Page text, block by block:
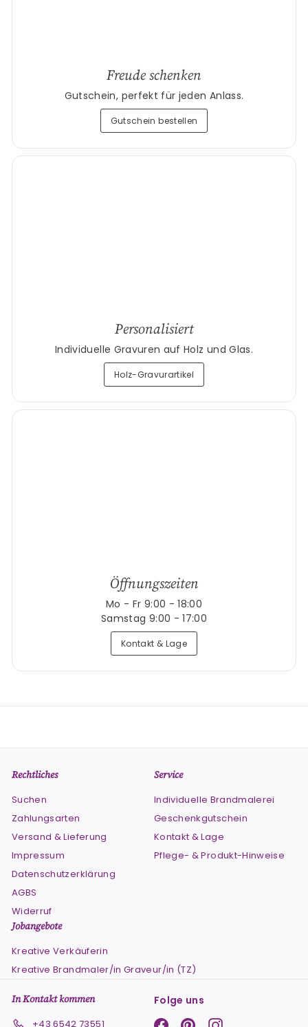
Freude schenken
Gutschein, perfekt für jeden Anlass.
Gutschein bestellen
Personalisiert
Individuelle Gravuren auf Holz und Glas.
Holz-Gravurartikel
Öffnungszeiten
Mo - Fr 9:00 - 18:00
Samstag 9:00 - 17:00
Kontakt & Lage
Rechtliches
Suchen
Zahlungsarten
Versand & Lieferung
Impressum
Datenschutzerklärung
AGBS
Widerruf
Service
Individuelle Brandmalerei
Geschenkgutschein
Kontakt & Lage
Pflege- & Produkt-Hinweise
Jobangebote
Kreative Verkäuferin
Kreative Brandmaler/in Graveur/in (TZ)
In Kontakt kommen
+43 6542 73551
Folge uns
Facebook
PinterestInstagram